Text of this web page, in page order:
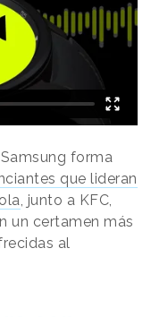
forma
que lideran
, junto a KFC,
un certamen más
al